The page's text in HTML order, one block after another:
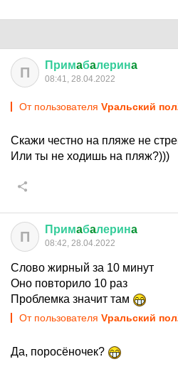
П Примaбaлеринa
08:41, 28.04.2022
От пользователя Vральский
Скажи честно на пляже не
Или ты не ходишь на пляж?)))
П Примaбaлеринa
08:42, 28.04.2022
Слово жирный за 10 минут
Оно повторило 10 раз
Проблемка значит там
От пользователя Vральский
Да, поросёночек?